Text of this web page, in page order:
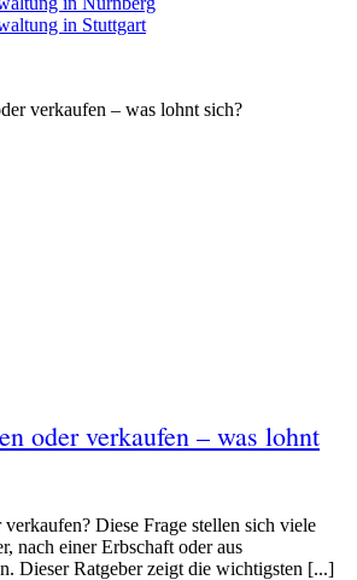
in Stuttgart
oder verkaufen – was lohnt
Diese Frage stellen sich viele
nach einer Erbschaft oder aus
Dieser Ratgeber zeigt die wichtigsten [...]